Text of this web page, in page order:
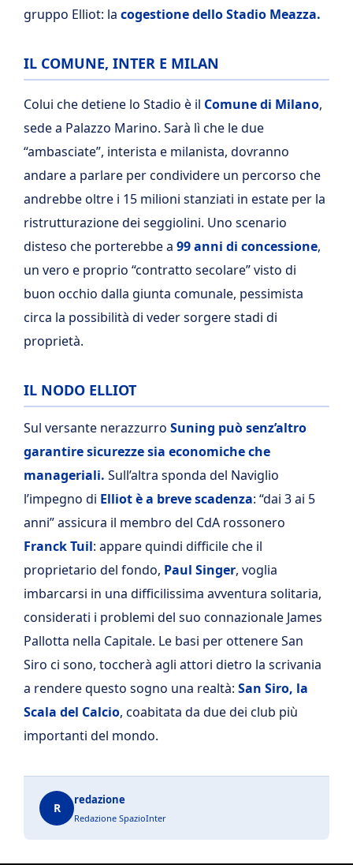
gruppo Elliot: la cogestione dello Stadio Meazza.
IL COMUNE, INTER E MILAN
Colui che detiene lo Stadio è il Comune di Milano,
sede a Palazzo Marino. Sarà lì che le due
“ambasciate”, interista e milanista, dovranno
andare a parlare per condividere un percorso che
andrebbe oltre i 15 milioni stanziati in estate per la
ristrutturazione dei seggiolini. Uno scenario
disteso che porterebbe a 99 anni di concessione,
un vero e proprio “contratto secolare” visto di
buon occhio dalla giunta comunale, pessimista
circa la possibilità di veder sorgere stadi di
proprietà.
IL NODO ELLIOT
Sul versante nerazzurro Suning può senz’altro
garantire sicurezze sia economiche che
manageriali. Sull’altra sponda del Naviglio
l’impegno di Elliot è a breve scadenza: “dai 3 ai 5
anni” assicura il membro del CdA rossonero
Franck Tuil: appare quindi difficile che il
proprietario del fondo, Paul Singer, voglia
imbarcarsi in una difficilissima avventura solitaria,
considerati i problemi del suo connazionale James
Pallotta nella Capitale. Le basi per ottenere San
Siro ci sono, toccherà agli attori dietro la scrivania
a rendere questo sogno una realtà: San Siro, la
Scala del Calcio, coabitata da due dei club più
importanti del mondo.
R
redazione
Redazione SpazioInter